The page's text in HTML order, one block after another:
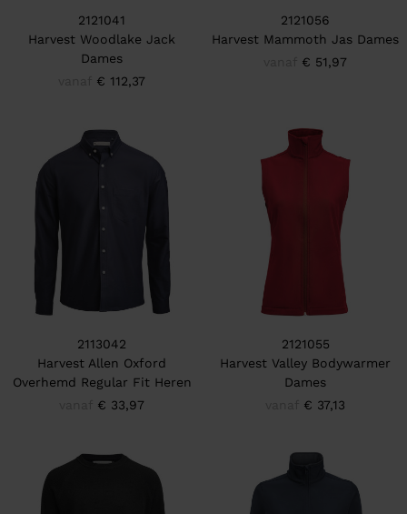
2121041
Harvest Woodlake Jack
Dames
€ 112,37
2121056
Harvest Mammoth Jas Dames
€ 51,97
2113042
Harvest Allen Oxford
Overhemd Regular Fit Heren
€ 33,97
2121055
Harvest Valley Bodywarmer
Dames
€ 37,13